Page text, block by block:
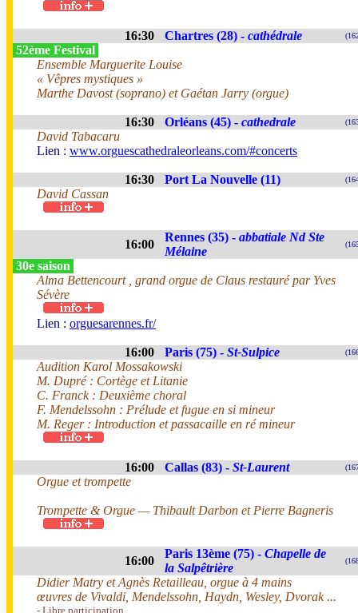
16:30 Chartres (28) - cathédrale
52ème Festival
Ensemble Marguerite Louise
« Vêpres mystiques »
Marthe Davost (soprano) et Gaétan Jarry (orgue)
16:30 Orléans (45) - cathedrale
David Tabacaru
Lien : www.orguescathedraleorleans.com/#concerts
16:30 Port La Nouvelle (11)
David Cassan
16:00
Rennes (35) - abbatiale Nd Ste
Mélaine
30e saison
Alma Bettencourt , grand orgue de Claus restauré par Yves
Sévère
Lien : orguesarennes.fr/
16:00 Paris (75) - St-Sulpice
Audition Karol Mossakowski
M. Dupré : Cortège et Litanie
C. Franck : Deuxième choral
F. Mendelssohn : Prélude et fugue en si mineur
M. Reger : Introduction et passacaille en ré mineur
16:00 Callas (83) - St-Laurent
Orgue et trompette
Trompette & Orgue — Thibault Darbon et Pierre Bagneris
16:00
Paris 13ème (75) - Chapelle de
la Salpêtrière
Didier Matry et Agnès Retailleau, orgue à 4 mains
œuvres de Vivaldi, Mendelssohn, Haydn, Wesley, Dvorak ...
- Libre participation